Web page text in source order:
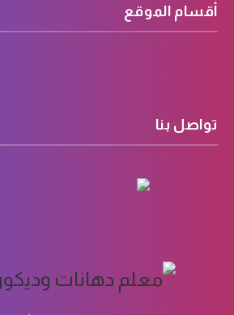
أقسام الموقع
تواصل بنا